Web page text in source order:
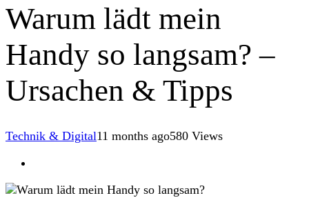
Warum lädt mein
Handy so langsam? –
Ursachen & Tipps
Technik & Digital11 months ago580 Views